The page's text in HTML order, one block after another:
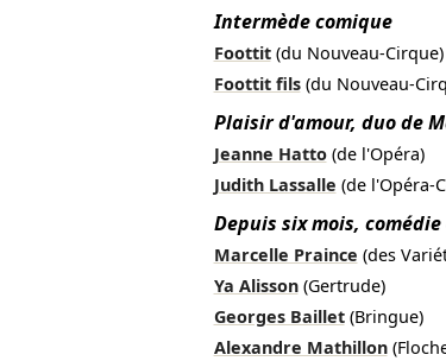
Intermède comique
Foottit (du Nouveau-Cirque)
Foottit fils (du Nouveau-
Plaisir d'amour, duo de
Jeanne Hatto (de l'Opéra)
Judith Lassalle (de l'Opéra-
Depuis six mois,
Marcelle Praince (des
Ya Alisson (Gertrude)
Georges Baillet (Bringue)
Alexandre Mathillon